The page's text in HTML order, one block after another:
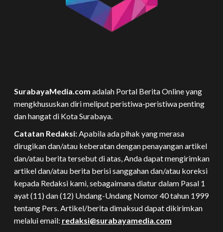
SurabayaMedia.com adalah Portal Berita Online yang
mengkhususkan diri meliput peristiwa-peristiwa penting
dan hangat di Kota Surabaya.
Catatan Redaksi:Apabila ada pihak yang merasa
dirugikan dan/atau keberatan dengan penayangan artikel
dan/atau berita tersebut di atas, Anda dapat mengirimkan
artikel dan/atau berita berisi sanggahan dan/atau koreksi
kepada Redaksi kami, sebagaimana diatur dalam Pasal 1
ayat (11) dan (12) Undang-Undang Nomor 40 tahun 1999
tentang Pers. Artikel/berita dimaksud dapat dikirimkan
melalui email: redaksi@surabayamedia.com